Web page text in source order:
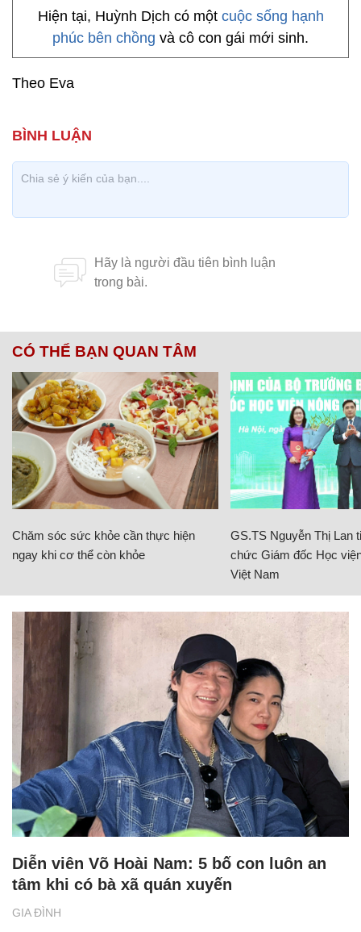
Hiện tại, Huỳnh Dịch có một cuộc sống hạnh
phúc bên chồng và cô con gái mới sinh.
Theo Eva
CÓ THỂ BẠN QUAN TÂM
Chăm sóc sức khỏe cần thực hiện
ngay khi cơ thể còn khỏe
GS.TS Nguyễn Thị Lan
chức Giám đốc Học
Việt Nam
GIA ĐÌNH
Diễn viên Võ Hoài Nam: 5 bố con luôn an
tâm khi có bà xã quán xuyến